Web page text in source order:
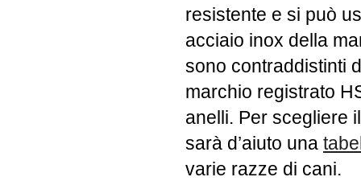
resistente e si può
acciaio inox della
sono contraddistinti
marchio registrato
anelli. Per scegliere
sarà d’aiuto una
varie razze di cani.